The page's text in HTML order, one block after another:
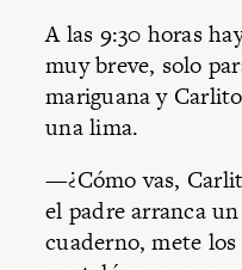
A las 9:30 horas
muy breve, solo
mariguana y
una lima.
—¿Cómo vas,
el padre arranca
cuaderno, mete